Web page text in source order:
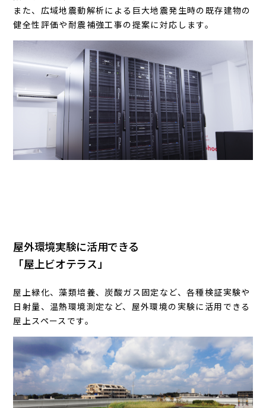
また、広域地震動解析による巨大地震発生時の既存建物の
健全性評価や耐震補強工事の提案に対応します。
屋外環境実験に活用できる
「屋上ビオテラス」
屋上緑化、藻類培養、炭酸ガス固定など、各種検証実験や
日射量、温熱環境測定など、屋外環境の実験に活用できる
屋上スペースです。